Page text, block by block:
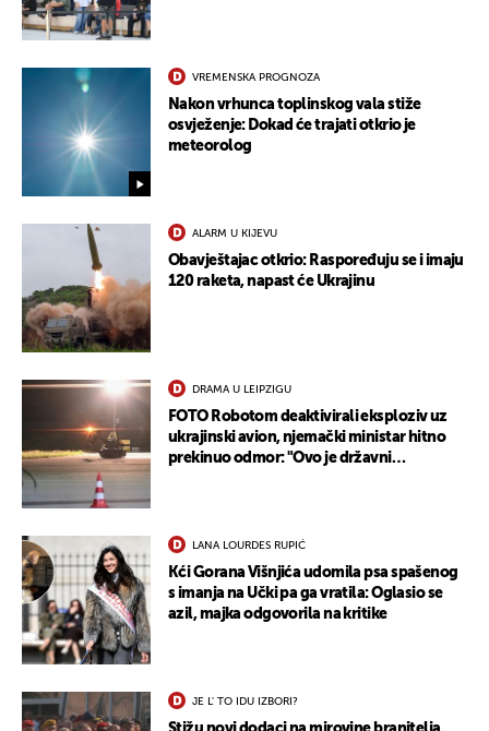
VREMENSKA PROGNOZA
Nakon vrhunca toplinskog vala stiže
osvježenje: Dokad će trajati otkrio je
meteorolog
ALARM U KIJEVU
Obavještajac otkrio: Raspoređuju se i imaju
120 raketa, napast će Ukrajinu
DRAMA U LEIPZIGU
FOTO Robotom deaktivirali eksploziv uz
ukrajinski avion, njemački ministar hitno
prekinuo odmor: "Ovo je državni
LANA LOURDES RUPIĆ
Kći Gorana Višnjića udomila psa spašenog
s imanja na Učki pa ga vratila: Oglasio se
azil, majka odgovorila na kritike
JE L' TO IDU IZBORI?